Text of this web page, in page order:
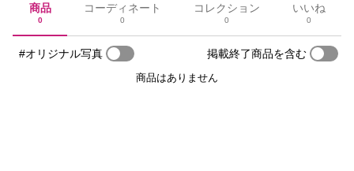
商品
0
コーディネート
0
コレクション
0
いいね
0
#オリジナル写真 掲載終了商品を含む
商品はありません